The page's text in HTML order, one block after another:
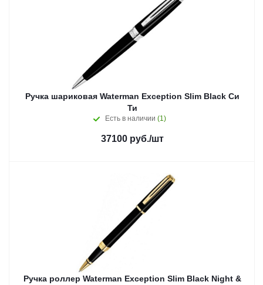
Ручка шариковая Waterman Exception Slim Black Си
Ти
Есть в наличии (1)
37100руб./шт
Ручка роллер Waterman Exception Slim Black Night &